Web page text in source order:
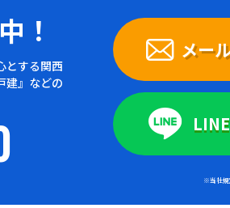
！
とする関西
建』などの
メー
※当社規